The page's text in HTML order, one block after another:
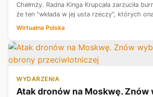
Chełmży. Radna Kinga Krupcała zarzuciła
że ten "wkłada w jej usta rzeczy", których
Wirtualna Polska
WYDARZENIA
Atak dronów na Moskwę. Znów